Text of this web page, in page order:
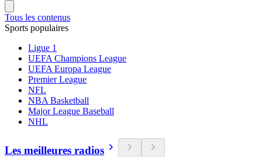
Tous les contenus
Sports populaires
Ligue 1
UEFA Champions League
UEFA Europa League
Premier League
NFL
NBA Basketball
Major League Baseball
NHL
Les meilleures radios